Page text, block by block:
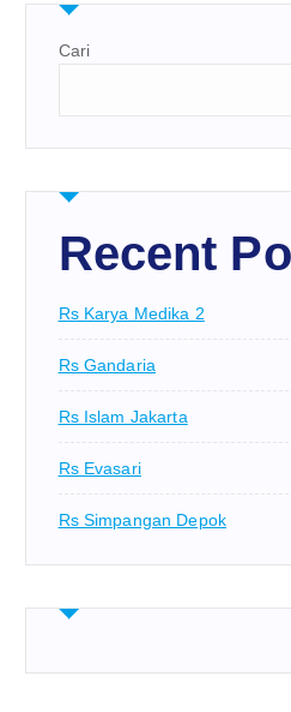
Cari
Recent
Rs Karya Medika 2
Rs Gandaria
Rs Islam Jakarta
Rs Evasari
Rs Simpangan Depok